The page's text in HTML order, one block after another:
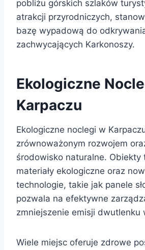
pobliżu górskich szlaków
atrakcji przyrodniczych,
bazę wypadową do
zachwycających Karkonoszy.
Ekologiczne
Karpaczu
Ekologiczne noclegi w
zrównoważonym rozwojem
środowisko naturalne. Obiekty
materiały ekologiczne oraz
technologie, takie jak panele
pozwala na efektywne
zmniejszenie emisji dwutlenku
Wiele miejsc oferuje zdrowe